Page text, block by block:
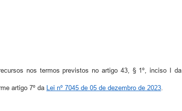
nos termos previstos no artigo 43, § 1º, inciso I da
artigo 7º da Lei nº 7045 de 05 de dezembro de 2023